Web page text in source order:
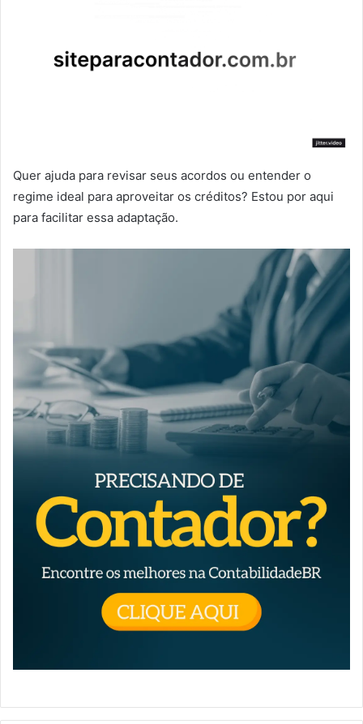
Quer ajuda para revisar seus acordos ou entender o
regime ideal para aproveitar os créditos? Estou por aqui
para facilitar essa adaptação.